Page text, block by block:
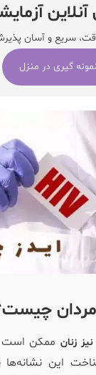
مردان
زنان ممکن است
این
سریع و آسان
نمونه گیری در منزل